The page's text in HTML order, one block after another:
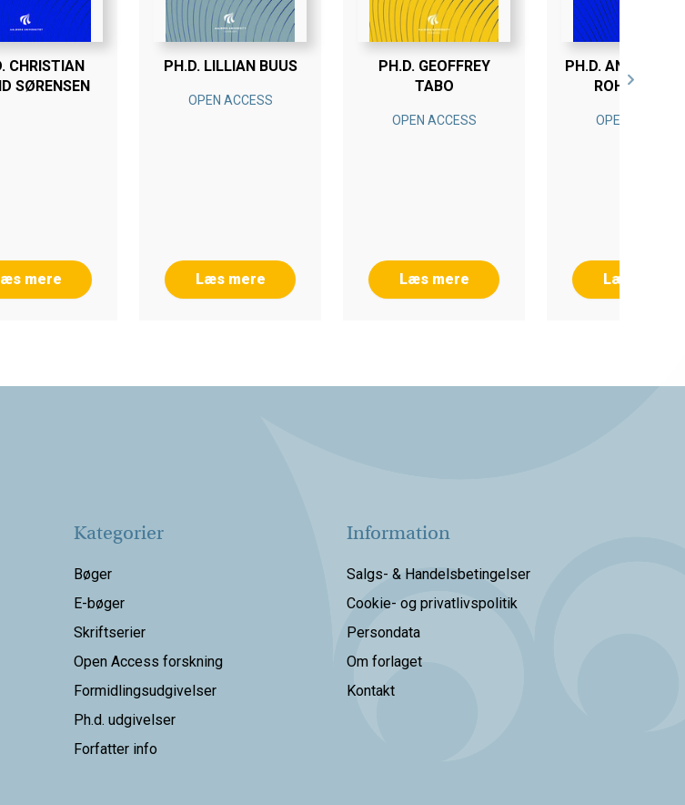
CHRISTIAN
SØRENSEN
mere
PH.D. LILLIAN BUUS
OPEN ACCESS
Læs mere
PH.D. GEOFFREY
TABO
OPEN ACCESS
Læs mere
PH.D. ANNE
ROHWEDDER
OPEN ACCESS
Læs mere
Kategorier
Bøger
E-bøger
Skriftserier
Open Access forskning
Formidlingsudgivelser
Ph.d. udgivelser
Forfatter info
Information
Salgs- & Handelsbetingelser
Cookie- og privatlivspolitik
Persondata
Om forlaget
Kontakt